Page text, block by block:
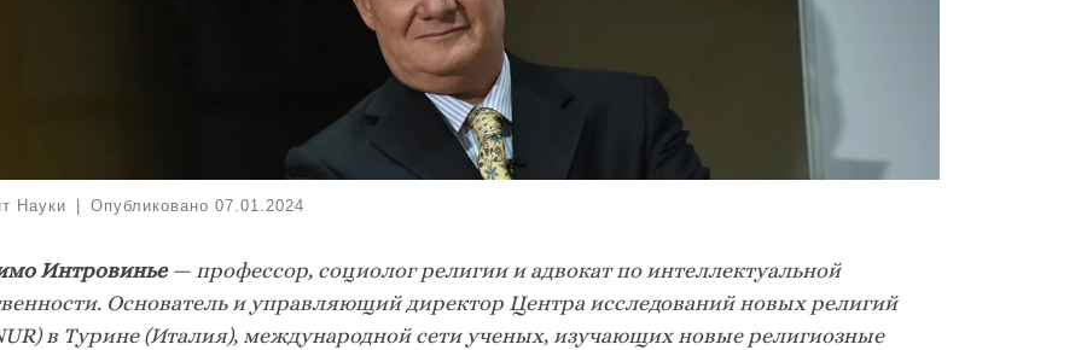
Науки Опубликовано 07.01.2024
Интровинье— профессор, социолог религии и адвокат по интеллектуальной
Основатель и управляющий директор Центра исследований новых религий
в Турине (Италия), международной сети ученых, изучающих новые религиозные